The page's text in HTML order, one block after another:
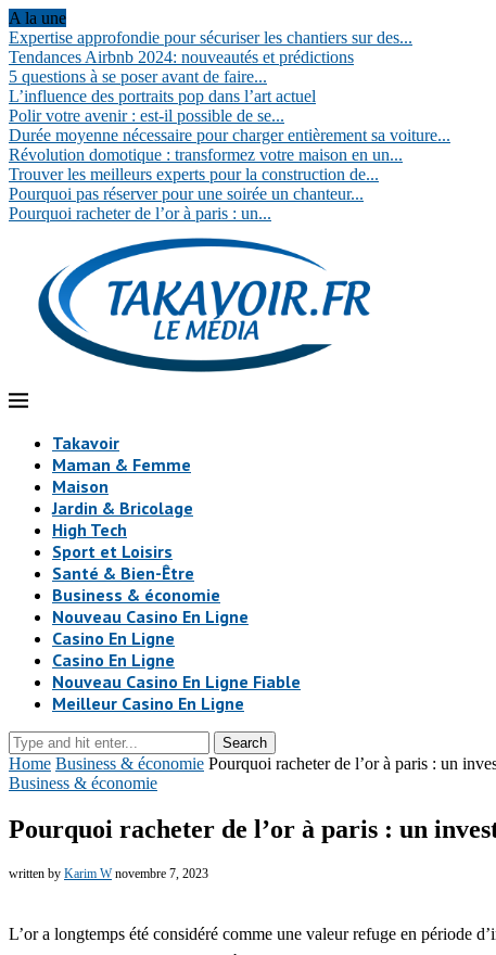
A la une
Expertise approfondie pour sécuriser les chantiers sur des...
Tendances Airbnb 2024: nouveautés et prédictions
5 questions à se poser avant de faire...
L’influence des portraits pop dans l’art actuel
Polir votre avenir : est-il possible de se...
Durée moyenne nécessaire pour charger entièrement sa voiture...
Révolution domotique : transformez votre maison en un...
Trouver les meilleurs experts pour la construction de...
Pourquoi pas réserver pour une soirée un chanteur...
Pourquoi racheter de l’or à paris : un...
Takavoir
Maman & Femme
Maison
Jardin & Bricolage
High Tech
Sport et Loisirs
Santé & Bien-Être
Business & économie
Nouveau Casino En Ligne
Casino En Ligne
Casino En Ligne
Nouveau Casino En Ligne Fiable
Meilleur Casino En Ligne
Search
Home Business & économie Pourquoi racheter de l’or à paris : un
Business & économie
Pourquoi racheter de l’or à paris : un
written by Karim W novembre 7, 2023
L’or a longtemps été considéré comme une valeur refuge en période